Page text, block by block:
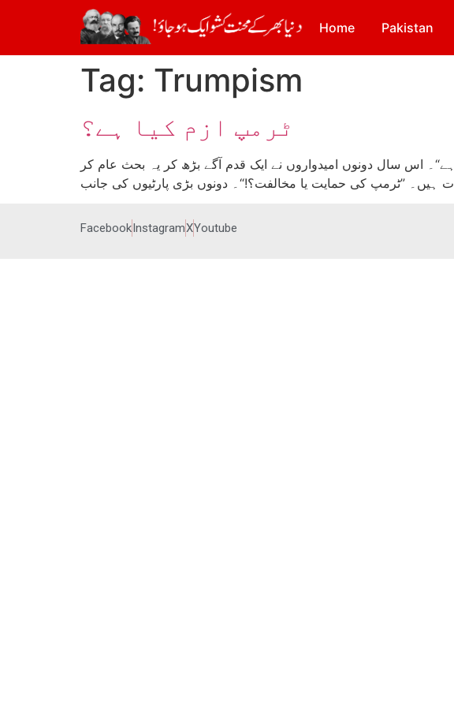
Home Pakistan
Tag: Trumpism
ٹرمپ ازم کیا ہے؟
اس سال دونوں امیدواروں نے ایک قدم آگے بڑھ کر یہ بحث عام کر
FacebookInstagramXYoutube